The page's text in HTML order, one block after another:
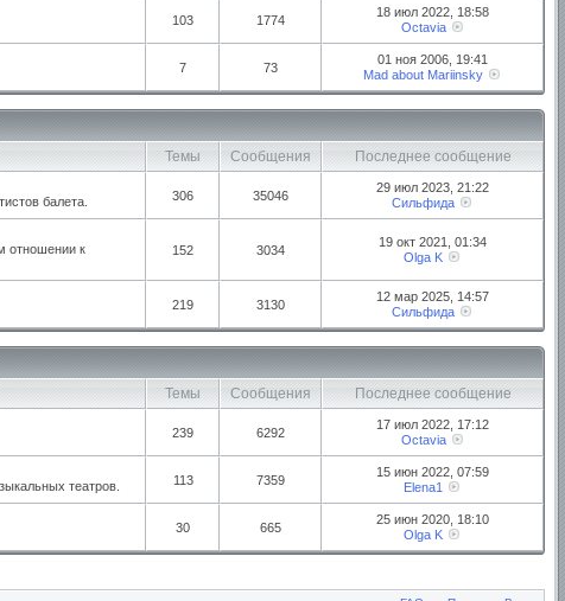
103 1774
18 июл 2022, 18:58
Octavia
7 73
01 ноя 2006, 19:41
Mad about Mariinsky
Темы Сообщения
Последнее сообщение
балета. 306 35046
29 июл 2023, 21:22
Сильфида
отношении к
152 3034
19 окт 2021, 01:34
Olga K
219 3130
12 мар 2025, 14:57
Сильфида
Темы Сообщения
Последнее сообщение
239 6292
17 июл 2022, 17:12
Octavia
театров. 113 7359
15 июн 2022, 07:59
Elena1
30 665
25 июн 2020, 18:10
Olga K